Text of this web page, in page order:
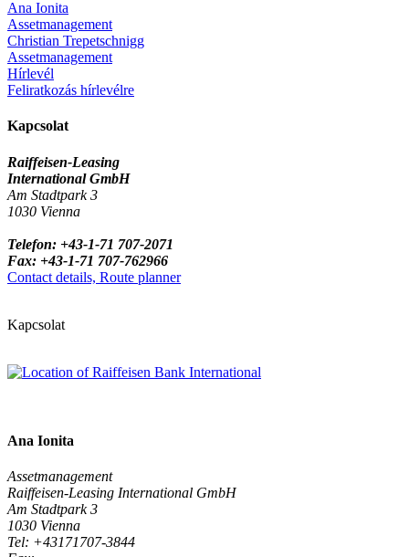
Ana Ionita
Assetmanagement
Christian Trepetschnigg
Assetmanagement
Hírlevél
Feliratkozás hírlevélre
Kapcsolat
Raiffeisen-Leasing
International GmbH
Am Stadtpark 3
1030 Vienna
Telefon: +43-1-71 707-2071
Fax: +43-1-71 707-762966
Contact details, Route planner
Kapcsolat
Ana Ionita
Assetmanagement
Raiffeisen-Leasing International GmbH
Am Stadtpark 3
1030 Vienna
Tel: +43171707-3844